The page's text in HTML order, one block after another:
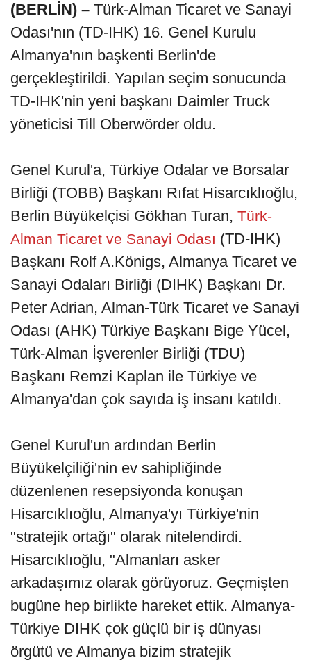
(BERLİN) – Türk-Alman Ticaret ve Sanayi
Odası'nın (TD-IHK) 16. Genel Kurulu
Almanya'nın başkenti Berlin'de
gerçekleştirildi. Yapılan seçim sonucunda
TD-IHK'nin yeni başkanı Daimler Truck
yöneticisi Till Oberwörder oldu.
Genel Kurul'a, Türkiye Odalar ve Borsalar
Birliği (TOBB) Başkanı Rıfat Hisarcıklıoğlu,
Berlin Büyükelçisi Gökhan Turan, Türk-
Alman Ticaret ve Sanayi Odası (TD-IHK)
Başkanı Rolf A.Königs, Almanya Ticaret ve
Sanayi Odaları Birliği (DIHK) Başkanı Dr.
Peter Adrian, Alman-Türk Ticaret ve Sanayi
Odası (AHK) Türkiye Başkanı Bige Yücel,
Türk-Alman İşverenler Birliği (TDU)
Başkanı Remzi Kaplan ile Türkiye ve
Almanya'dan çok sayıda iş insanı katıldı.
Genel Kurul'un ardından Berlin
Büyükelçiliği'nin ev sahipliğinde
düzenlenen resepsiyonda konuşan
Hisarcıklıoğlu, Almanya'yı Türkiye'nin
"stratejik ortağı" olarak nitelendirdi.
Hisarcıklıoğlu, "Almanları asker
arkadaşımız olarak görüyoruz. Geçmişten
bugüne hep birlikte hareket ettik. Almanya-
Türkiye DIHK çok güçlü bir iş dünyası
örgütü ve Almanya bizim stratejik